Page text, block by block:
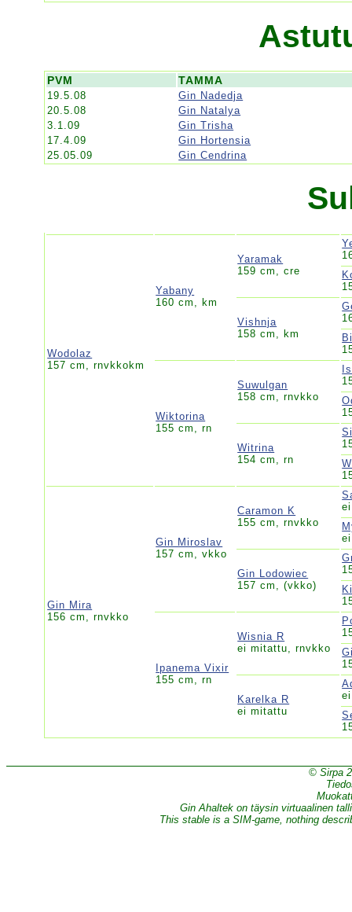
PVM TAMMA
19.5.08
Gin Nadedja
20.5.08
Gin Natalya
3.1.09
Gin Trisha
17.4.09
Gin Hortensia
25.05.09
Gin Cendrina
Wodolaz
157 cm, rnvkkokm
Yabany
160 cm, km
Yaramak
159 cm, cre
Vishnja
158 cm, km
Wiktorina
155 cm, rn
Suwulgan
158 cm, rnvkko
Witrina
154 cm, rn
Gin Mira
156 cm, rnvkko
Gin Miroslav
157 cm, vkko
Caramon K
155 cm, rnvkko
Gin Lodowiec
157 cm, (vkko)
Ipanema Vixir
155 cm, rn
Wisnia R
ei mitattu, rnvkko
Karelka R
ei mitattu
© Sirpa
Gin Ahaltek on täysin virtuaalinen
This stable is a SIM-game, nothing